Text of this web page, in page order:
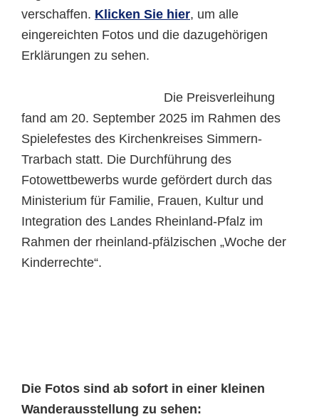
verschaffen. Klicken Sie hier, um alle
eingereichten Fotos und die dazugehörigen
Erklärungen zu sehen.
Die Preisverleihung
fand am 20. September 2025 im Rahmen des
Spielefestes des Kirchenkreises Simmern-
Trarbach statt. Die Durchführung des
Fotowettbewerbs wurde gefördert durch das
Ministerium für Familie, Frauen, Kultur und
Integration des Landes Rheinland-Pfalz im
Rahmen der rheinland-pfälzischen „Woche der
Kinderrechte“.
Die Fotos sind ab sofort in einer kleinen
Wanderausstellung zu sehen: